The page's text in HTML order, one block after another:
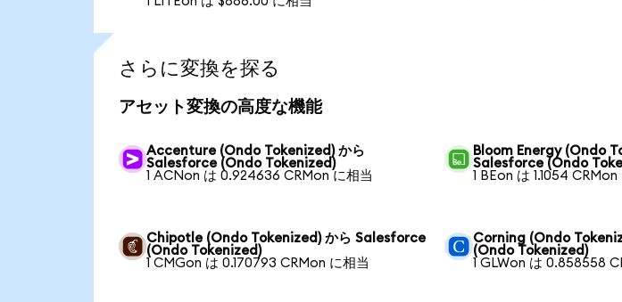
さらに変換を探る
アセット変換の高度な機能
Accenture (Ondo Tokenized) から
Salesforce (Ondo Tokenized)
1 ACNon は 0.924636 CRMon に相当
Bloom Energy (Ondo
Salesforce (Ondo
1 BEon は 1.1054 CRMon
Chipotle (Ondo Tokenized) から Salesforce
(Ondo Tokenized)
1 CMGon は 0.170793 CRMon に相当
Corning (Ondo
(Ondo Tokenized)
1 GLWon は 0.858558